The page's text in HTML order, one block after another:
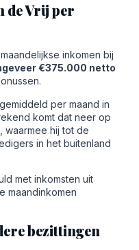
de Vrij per
inkomen bij
€375.000 netto
per maand in
komt dat neer op
, waarmee hij tot de
in het buitenland
met inkomsten uit
maandinkomen
bezittingen